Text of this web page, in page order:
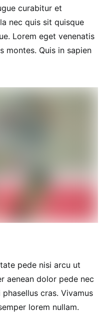
curabitur et
nec quis sit quisque
Lorem eget venenatis
montes. Quis in sapien
pede nisi arcu ut
aenean dolor pede nec
cras. Vivamus
lorem nullam.